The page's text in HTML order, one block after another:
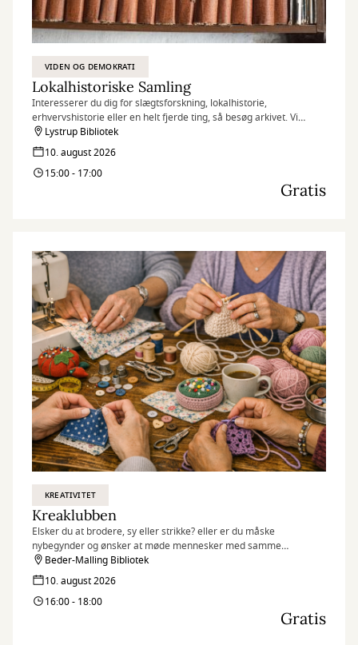
VIDEN OG DEMOKRATI
Lokalhistoriske Samling
Interesserer du dig for slægtsforskning, lokalhistorie,
erhvervshistorie eller en helt fjerde ting, så besøg arkivet. Vi
hjælper dig med at finde de informationer, som du søger.
Lystrup Bibliotek
10. august 2026
15:00 - 17:00
Gratis
KREATIVITET
Kreaklubben
Elsker du at brodere, sy eller strikke? eller er du måske
nybegynder og ønsker at møde mennesker med samme
interesse?
Beder-Malling Bibliotek
10. august 2026
16:00 - 18:00
Gratis